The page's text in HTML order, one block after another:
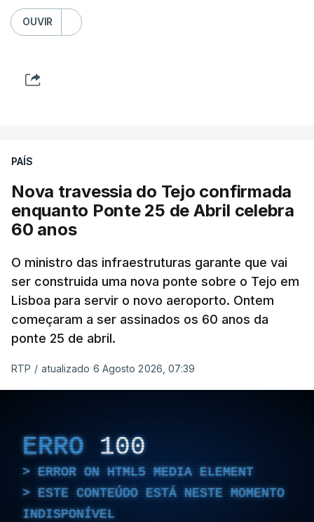
OUVIR
PAÍS
Nova travessia do Tejo confirmada
enquanto Ponte 25 de Abril celebra
60 anos
O ministro das infraestruturas garante que vai
ser construida uma nova ponte sobre o Tejo em
Lisboa para servir o novo aeroporto. Ontem
começaram a ser assinados os 60 anos da
ponte 25 de abril.
RTP / atualizado 6 Agosto 2026, 07:39
ERRO 100
ERROR ON HTML5 MEDIA ELEMENT
ESTE CONTEÚDO ESTÁ NESTE MOMENTO
INDISPONÍVEL